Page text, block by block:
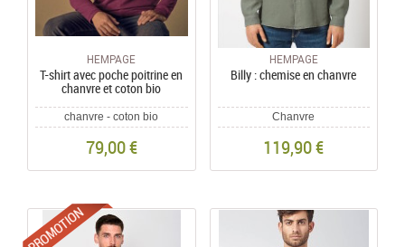
HEMPAGE
T-shirt avec poche poitrine en
chanvre et coton bio
chanvre - coton bio
79,00 €
HEMPAGE
Billy : chemise en chanvre
Chanvre
119,90 €
Promotions